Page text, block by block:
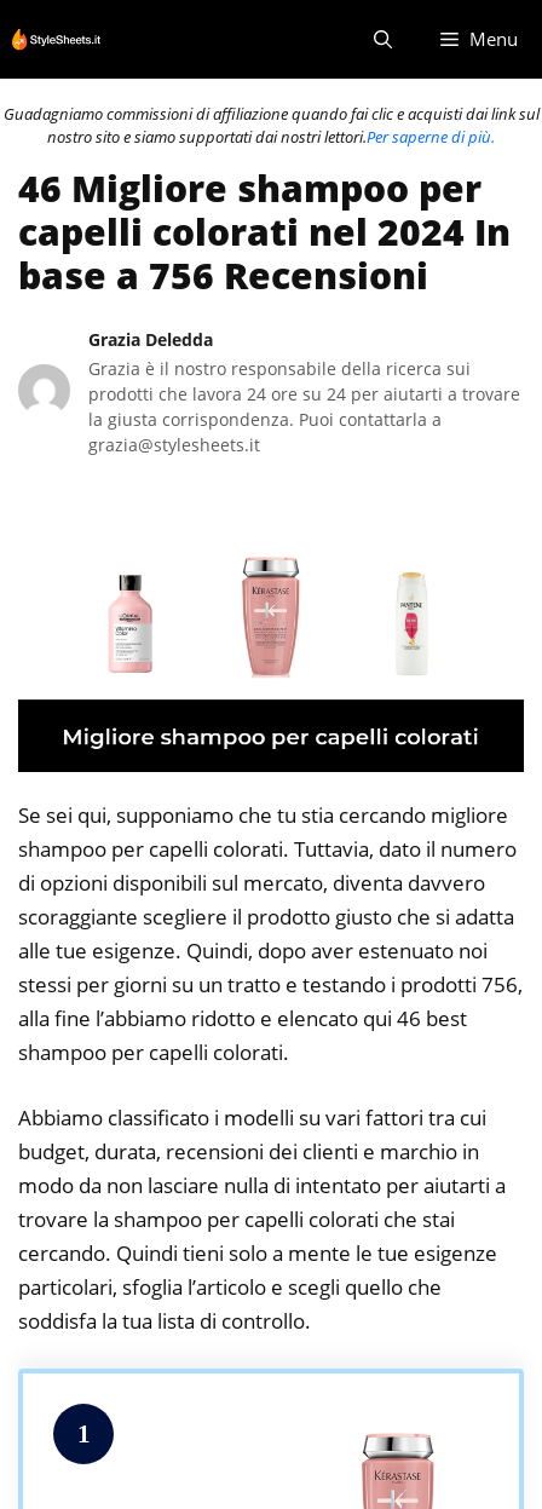
al
contenuto
Menu
Guadagniamo commissioni di affiliazione quando fai clic e acquisti dai link sul
nostro sito e siamo supportati dai nostri lettori.Per saperne di più.
46 Migliore shampoo per
capelli colorati nel 2024 In
base a 756 Recensioni
Grazia Deledda
Grazia è il nostro responsabile della ricerca sui
prodotti che lavora 24 ore su 24 per aiutarti a trovare
la giusta corrispondenza. Puoi contattarla a
grazia@stylesheets.it
Se sei qui, supponiamo che tu stia cercando migliore
shampoo per capelli colorati. Tuttavia, dato il numero
di opzioni disponibili sul mercato, diventa davvero
scoraggiante scegliere il prodotto giusto che si adatta
alle tue esigenze. Quindi, dopo aver estenuato noi
stessi per giorni su un tratto e testando i prodotti 756,
alla fine l’abbiamo ridotto e elencato qui 46 best
shampoo per capelli colorati.
Abbiamo classificato i modelli su vari fattori tra cui
budget, durata, recensioni dei clienti e marchio in
modo da non lasciare nulla di intentato per aiutarti a
trovare la shampoo per capelli colorati che stai
cercando. Quindi tieni solo a mente le tue esigenze
particolari, sfoglia l’articolo e scegli quello che
soddisfa la tua lista di controllo.
1